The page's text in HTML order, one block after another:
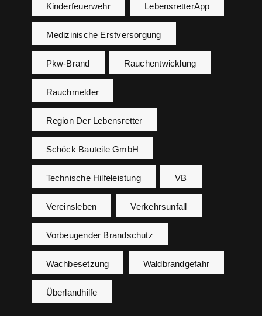
Kinderfeuerwehr LebensretterApp
Medizinische Erstversorgung
Pkw-Brand Rauchentwicklung
Rauchmelder
Region Der Lebensretter
Schöck Bauteile GmbH
Technische Hilfeleistung VB
Vereinsleben Verkehrsunfall
Vorbeugender Brandschutz
Wachbesetzung Waldbrandgefahr
Überlandhilfe